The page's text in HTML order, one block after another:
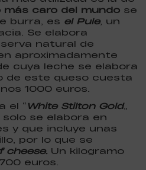
más caro del mundo se
burra, es el Pule, un
Se elabora
natural de
aproximadamente
cuya leche se elabora
de este queso cuesta
1000 euros.
el “White Stilton Gold”
solo se elabora en
y que incluye unas
por lo que se
cheese. Un kilogramo
euros.